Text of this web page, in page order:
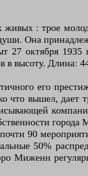
живых : трое
Она
27 октября 1935
в высоту.
его
что вышел, дает
города
90
50%
Миженн